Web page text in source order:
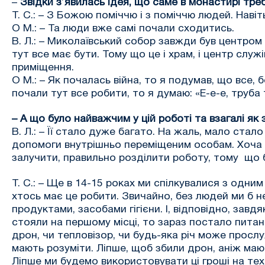
– Звідки з’явилась ідея, що саме в монастирі
Т. С.: – З Божою поміччю і з поміччю людей.
О М.: – Та люди вже самі почали сходитись.
В. Л.: – Миколаївський собор завжди був
тут все має бути. Тому що це і храм, і центр
приміщення.
О М.: – Як почалась війна, то я подумав, що все,
почали тут все робити, то я думаю: «Е-е-е, труба
– А що було найважчим у цій роботі та взагалі як
В. Л.: – Її стало дуже багато. На жаль, мало
допомоги внутрішньо переміщеним особам. Хоча
залучити, правильно розділити роботу, тому що
Т. С.: – Ще в 14-15 роках ми спілкувалися з одним
хтось має це робити. Звичайно, без людей ми б
продуктами, засобами гігієни. І, відповідно,
стояли на першому місці, то зараз постало
дрон, чи тепловізор, чи будь-яка річ може
мають розуміти. Ліпше, щоб збили дрон, аніж
Ліпше ми будемо використовувати ці гроші на